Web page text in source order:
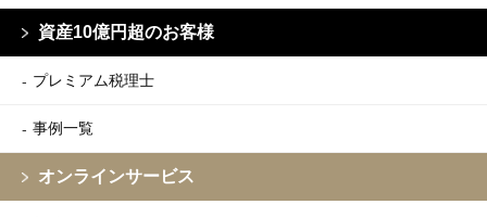
資産10億円超のお客様
プレミアム税理士
事例一覧
オンラインサービス